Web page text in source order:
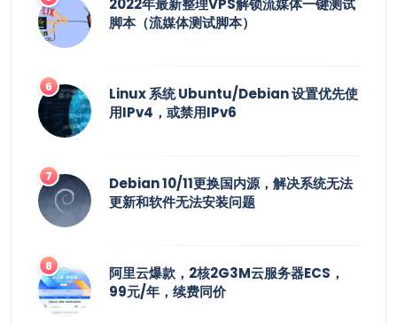
2022年最新整理VPS解锁流媒体一键测试
脚本（流媒体测试脚本）
Linux 系统 Ubuntu/Debian 设置优先使
用IPv4，或禁用IPv6
Debian 10/11更换国内源，解决系统无法
更新和软件无法安装问题
阿里云爆款，2核2G3M云服务器ECS，
99元/年，续费同价